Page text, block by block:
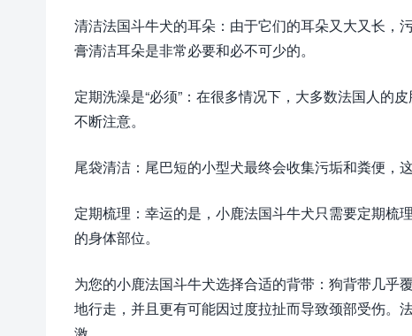
清洁法国斗牛犬的耳朵：由于它们的耳朵又大又长，
膏清洁耳朵是非常必要和必不可少的。
定期洗澡是“必须”：在很多情况下，大多数法国人的
不断注意。
尾袋清洁：尾巴短的小型犬最终会收集污垢和粪便，
定期梳理：幸运的是，小鹿法国斗牛犬只需要定期梳
的身体部位。
为您的小鹿法国斗牛犬选择合适的背带：狗背带几乎
地行走，并且更有可能因过度拉扯而导致颈部受伤。